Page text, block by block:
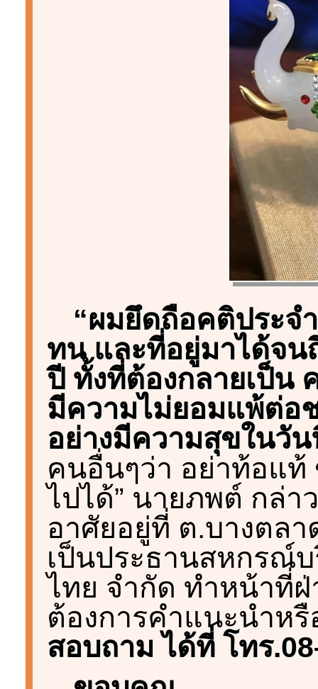
“ผมยึดถือคติประจ
ทน และที่อยู่มาได้จน
ปี ทั้งที่ต้องกลายเป็น
มีความไม่ยอมแพ้ต่อ
อย่างมีความสุขในวั
คนอื่นๆว่า อย่าท้อแ
ไปได้” นายภพต์ กล่
อาศัยอยู่ที่ ต.บางตล
เป็นประธานสหกรณ์
ไทย จำกัด ทำหน้าที่
ต้องการคำแนะนำ
สอบถาม ได้ที่ โทร